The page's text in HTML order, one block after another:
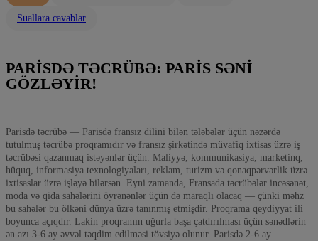
Suallara cavablar
PARISDƏ TƏCRÜBƏ: PARIS SƏNI
GÖZLƏYIR!
Parisdə təcrübə — Parisdə fransız dilini bilən tələbələr üçün nəzərdə
tutulmuş təcrübə proqramıdır və fransız şirkətində müvafiq ixtisas üzrə iş
təcrübəsi qazanmaq istəyənlər üçün. Maliyyə, kommunikasiya, marketinq,
hüquq, informasiya texnologiyaları, reklam, turizm və qonaqpərvərlik üzrə
ixtisaslar üzrə işləyə bilərsən. Eyni zamanda, Fransada təcrübələr incəsənət,
moda və qida sahələrini öyrənənlər üçün də maraqlı olacaq — çünki məhz
bu sahələr bu ölkəni dünya üzrə tanınmış etmişdir. Proqrama qeydiyyat ili
boyunca açıqdır. Lakin proqramın uğurla başa çatdırılması üçün sənədlərin
ən azı 3-6 ay əvvəl təqdim edilməsi tövsiyə olunur. Parisdə 2-6 ay